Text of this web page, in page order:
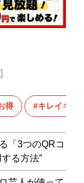
得 キレイキレイ
「3つのQRコ
る方法”